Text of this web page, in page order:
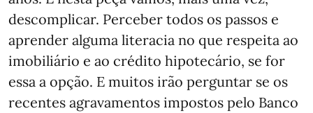
descomplicar. Perceber todos os passos e
aprender alguma literacia no que respeita ao
imobiliário e ao crédito hipotecário, se for
essa a opção. E muitos irão perguntar se os
recentes agravamentos impostos pelo Banco